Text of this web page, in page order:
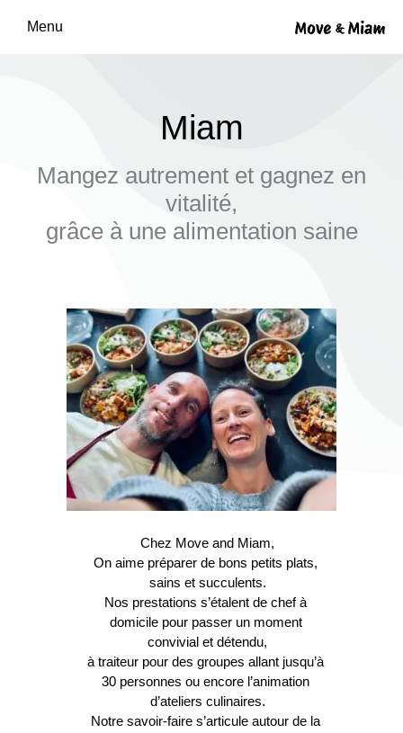
Menu
Miam
Mangez autrement et gagnez en
vitalité,
grâce à une alimentation saine
Chez Move and Miam,
On aime préparer de bons petits plats,
sains et succulents.
Nos prestations s’étalent de chef à
domicile pour passer un moment
convivial et détendu,
à traiteur pour des groupes allant jusqu’à
30 personnes ou encore l’animation
d’ateliers culinaires.
Notre savoir-faire s’articule autour de la